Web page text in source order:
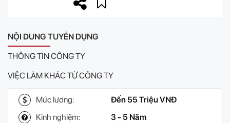
NỘI DUNG TUYỂN DỤNG
THÔNG TIN CÔNG TY
VIỆC LÀM KHÁC TỪ CÔNG TY
Mức lương:
Đến 55 Triệu VNĐ
Kinh nghiệm:
3 - 5 Năm